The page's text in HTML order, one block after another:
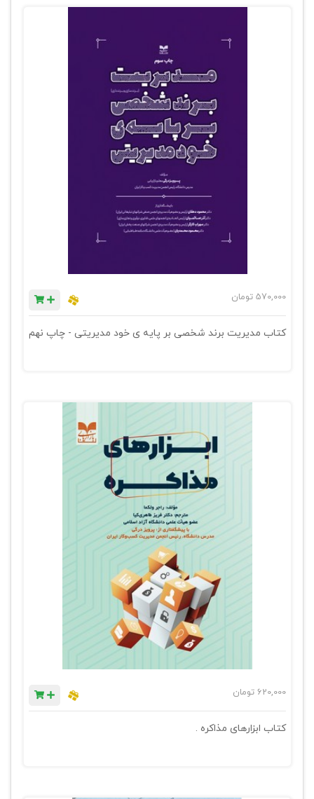
570,000 تومان
کتاب مدیریت برند شخصی بر پایه ی خود مدیریتی - چاپ نهم
620,000 تومان
کتاب ابزارهای مذاکره .